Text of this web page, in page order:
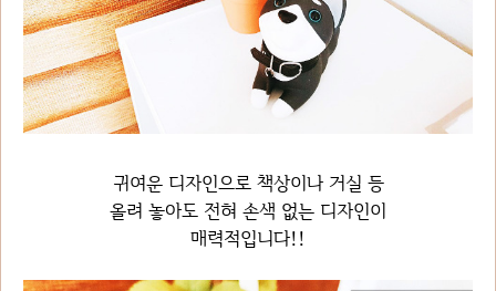
귀여운 디자인으로 책상이나 거실 등
올려 놓아도 전혀 손색 없는 디자인이
매력적입니다!!